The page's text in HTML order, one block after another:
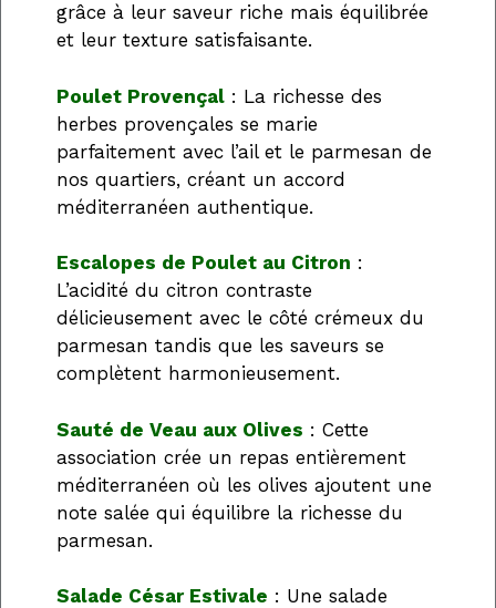
grâce à leur saveur riche mais équilibrée
et leur texture satisfaisante.
Poulet Provençal : La richesse des
herbes provençales se marie
parfaitement avec l’ail et le parmesan de
nos quartiers, créant un accord
méditerranéen authentique.
Escalopes de Poulet au Citron :
L’acidité du citron contraste
délicieusement avec le côté crémeux du
parmesan tandis que les saveurs se
complètent harmonieusement.
Sauté de Veau aux Olives : Cette
association crée un repas entièrement
méditerranéen où les olives ajoutent une
note salée qui équilibre la richesse du
parmesan.
Salade César Estivale : Une salade